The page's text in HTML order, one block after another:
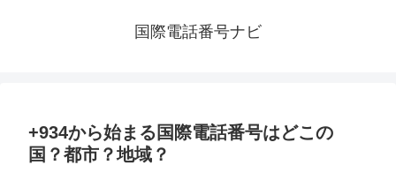
国際電話番号ナビ
+934から始まる国際電話番号はどこの
国？都市？地域？